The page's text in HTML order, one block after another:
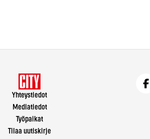
Yhteystiedot
Mediatiedot
Työpaikat
Tilaa uutiskirje